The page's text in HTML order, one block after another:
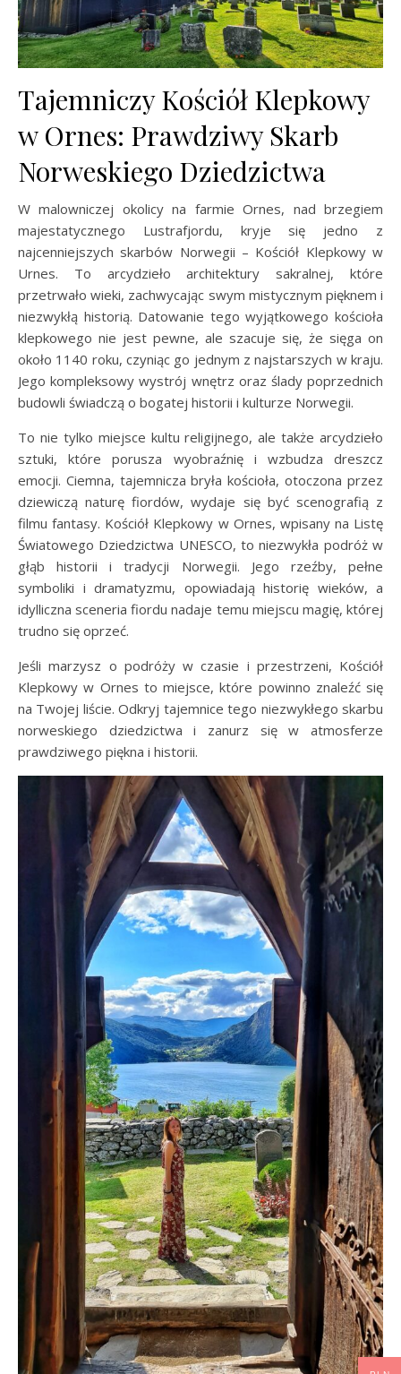
Tajemniczy Kościół Klepkowy
w Ornes: Prawdziwy Skarb
Norweskiego Dziedzictwa
W malowniczej okolicy na farmie Ornes, nad brzegiem
majestatycznego Lustrafjordu, kryje się jedno z
najcenniejszych skarbów Norwegii – Kościół Klepkowy w
Urnes. To arcydzieło architektury sakralnej, które
przetrwało wieki, zachwycając swym mistycznym pięknem i
niezwykłą historią. Datowanie tego wyjątkowego kościoła
klepkowego nie jest pewne, ale szacuje się, że sięga on
około 1140 roku, czyniąc go jednym z najstarszych w kraju.
Jego kompleksowy wystrój wnętrz oraz ślady poprzednich
budowli świadczą o bogatej historii i kulturze Norwegii.
To nie tylko miejsce kultu religijnego, ale także arcydzieło
sztuki, które porusza wyobraźnię i wzbudza dreszcz
emocji. Ciemna, tajemnicza bryła kościoła, otoczona przez
dziewiczą naturę fiordów, wydaje się być scenografią z
filmu fantasy. Kościół Klepkowy w Ornes, wpisany na Listę
Światowego Dziedzictwa UNESCO, to niezwykła podróż w
głąb historii i tradycji Norwegii. Jego rzeźby, pełne
symboliki i dramatyzmu, opowiadają historię wieków, a
idylliczna sceneria fiordu nadaje temu miejscu magię, której
trudno się oprzeć.
Jeśli marzysz o podróży w czasie i przestrzeni, Kościół
Klepkowy w Ornes to miejsce, które powinno znaleźć się
na Twojej liście. Odkryj tajemnice tego niezwykłego skarbu
norweskiego dziedzictwa i zanurz się w atmosferze
prawdziwego piękna i historii.